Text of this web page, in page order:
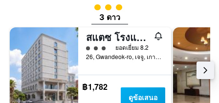
ให้ 3 ดาว
3 ดาว
สแตซ โรงแรม เฮอริเทจ
ให้ 3 ดาว ยอดเยี่ยม 8.2
26, Gwandeok-ro, เจจู, เกาหลีใต้
฿1,782
ดูข้อเสนอ